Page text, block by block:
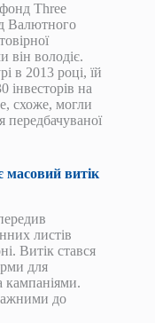
Three
Валютного
він володіє.
в 2013 році, їй
інвесторів на
схоже, могли
передбачуваної
масовий витік
листів
Витік стався
для
кампаніями.
до